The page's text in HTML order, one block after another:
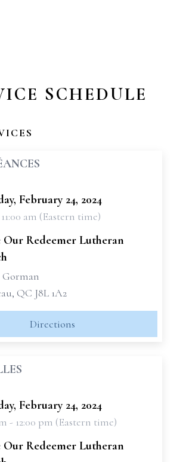
SCHEDULE
February 24, 2024
11:00 am (Eastern time)
Our Redeemer Lutheran
Gorman
QC J8L 1A2
Directions
February 24, 2024
- 12:00 pm (Eastern time)
Our Redeemer Lutheran